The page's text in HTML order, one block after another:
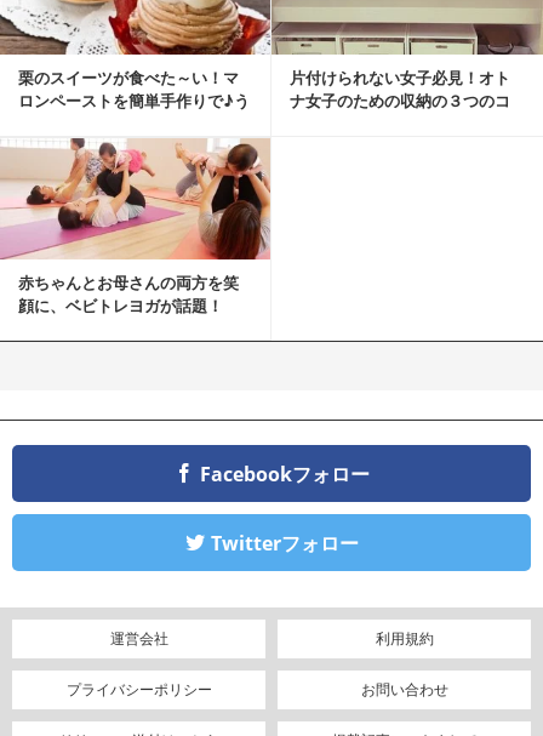
栗のスイーツが食べた～い！マ
ロンペーストを簡単手作りで♪う
片付けられない女子必見！オト
ナ女子のための収納の３つのコ
赤ちゃんとお母さんの両方を笑
顔に、ベビトレヨガが話題！
Facebookフォロー
Twitterフォロー
運営会社 利用規約
プライバシーポリシー お問い合わせ